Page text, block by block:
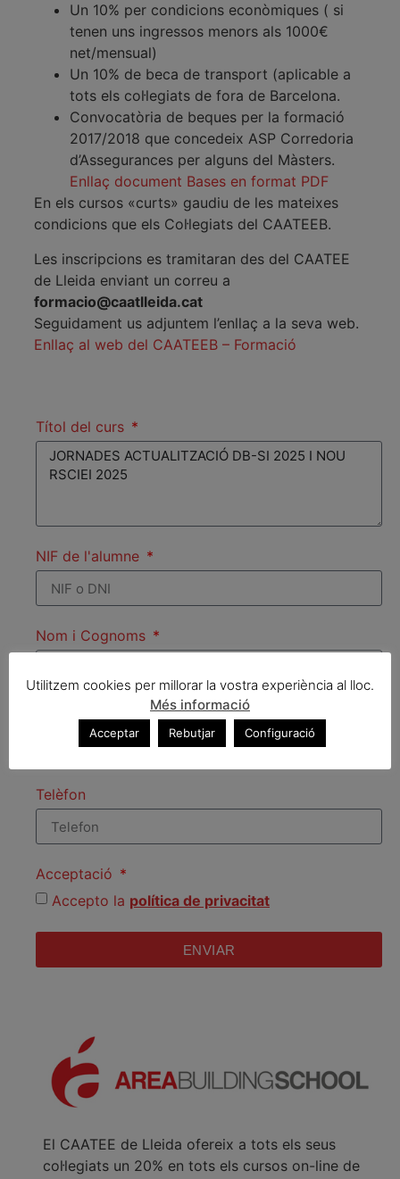
Un 10% per condicions econòmiques ( si
tenen uns ingressos menors als 1000€
net/mensual)
Un 10% de beca de transport (aplicable a
tots els col·legiats de fora de Barcelona.
Convocatòria de beques per la formació
2017/2018 que concedeix ASP Corredoria
d’Assegurances per alguns del Màsters.
Enllaç document Bases en format PDF
En els cursos «curts» gaudiu de les mateixes
condicions que els Col·legiats del CAATEEB.
Les inscripcions es tramitaran des del CAATEE
de Lleida enviant un correu a
formacio@caatlleida.cat
Seguidament us adjuntem l’enllaç a la seva web.
Enllaç al web del CAATEEB – Formació
Títol del curs
NIF de l'alumne
Nom i Cognoms
Correu electrònic
Telèfon
Acceptació
Accepto la política de privacitat
ENVIAR
El CAATEE de Lleida ofereix a tots els seus
col·legiats un 20% en tots els cursos on-line de
Utilitzem cookies per millorar la vostra experiència al lloc.
Més informació
Acceptar Rebutjar Configuració